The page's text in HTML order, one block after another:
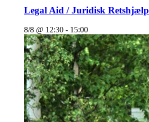
Legal Aid / Juridisk Retshjælp
8/8 @ 12:30 - 15:00